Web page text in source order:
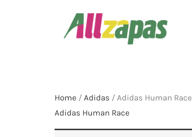
Home / Adidas / Adidas Human Race
Adidas Human Race